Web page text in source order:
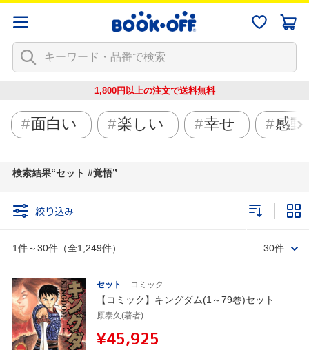
1,800円以上の注文で送料無料
面白い 楽しい 幸せ 感動
検索結果 セット #覚悟
絞り込み
1件～30件（全1,249件） 30件
セット コミック
【コミック】キングダム(1～79巻)セット
原泰久(著者)
¥45,925